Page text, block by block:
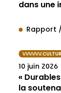
dans une
Rapport
10 juin 2026
«
la